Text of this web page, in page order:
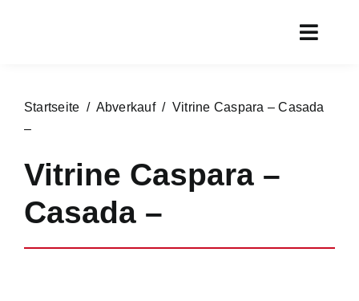
Startseite / Abverkauf/ Vitrine Caspara – Casada
–
Vitrine Caspara –
Casada –